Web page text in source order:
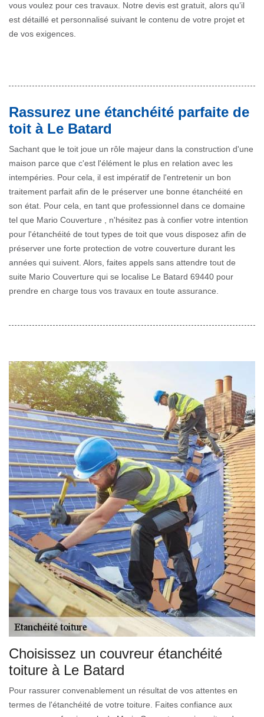
vous voulez pour ces travaux. Notre devis est gratuit, alors qu’il
est détaillé et personnalisé suivant le contenu de votre projet et
de vos exigences.
Rassurez une étanchéité parfaite de
toit à Le Batard
Sachant que le toit joue un rôle majeur dans la construction d'une
maison parce que c'est l'élément le plus en relation avec les
intempéries. Pour cela, il est impératif de l'entretenir un bon
traitement parfait afin de le préserver une bonne étanchéité en
son état. Pour cela, en tant que professionnel dans ce domaine
tel que Mario Couverture , n'hésitez pas à confier votre intention
pour l'étanchéité de tout types de toit que vous disposez afin de
préserver une forte protection de votre couverture durant les
années qui suivent. Alors, faites appels sans attendre tout de
suite Mario Couverture qui se localise Le Batard 69440 pour
prendre en charge tous vos travaux en toute assurance.
Choisissez un couvreur étanchéité
toiture à Le Batard
Pour rassurer convenablement un résultat de vos attentes en
termes de l'étanchéité de votre toiture. Faites confiance aux